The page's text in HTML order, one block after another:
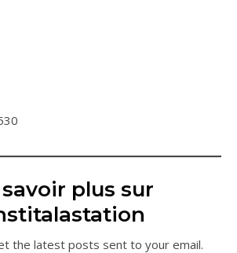
savoir plus sur
the latest posts sent to your email.